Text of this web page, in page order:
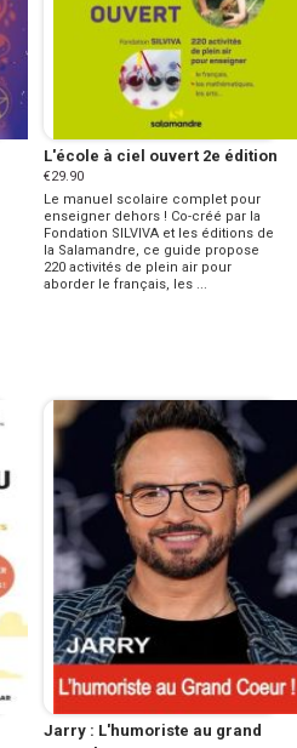
L'école à ciel ouvert 2e édition
€29.90
Le manuel scolaire complet pour
enseigner dehors ! Co-créé par la
Fondation SILVIVA et les éditions de
la Salamandre, ce guide propose
220 activités de plein air pour
aborder le français, les ...
Jarry : L'humoriste au grand